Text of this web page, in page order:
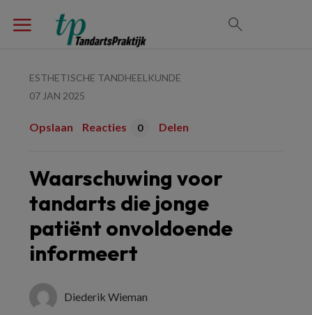
ESTHETISCHE TANDHEELKUNDE
07 JAN 2025
Opslaan Reacties 0 Delen
Waarschuwing voor
tandarts die jonge
patiënt onvoldoende
informeert
Diederik Wieman